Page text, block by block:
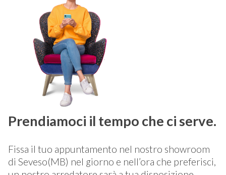
Prendiamoci il tempo che ci serve.
Fissa il tuo appuntamento nel nostro showroom
di Seveso(MB) nel giorno e nell’ora che preferisci,